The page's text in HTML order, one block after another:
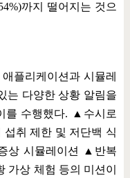
까지 떨어지는 것으
플리케이션과 시뮬레
는 다양한 상황 알림을
를 수행했다. ▲ 수시로
섭취 제한 및 저단백 식
상 시뮬레이션 ▲ 반복
가상 체험 등의 미션이